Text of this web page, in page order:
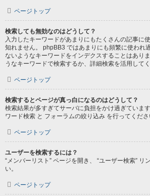
ページトップ
検索しても無効なのはどうして？
入力したキーワードがあまりにもたくさんの記事に
知れません。 phpBB3 ではあまりにも頻繁に使われ
ないようなキーワードをインデクスすることはあり
うなキーワードで検索するか、詳細検索を活用してく
ページトップ
検索するとページが真っ白になるのはどうして？
検索結果が多すぎてサーバに負担をかけ過ぎていま
ワード検索 と フォーラムの絞り込み を行ってくださ
ページトップ
ユーザーを検索するには？
“メンバーリスト” ページを開き、 “ユーザー検索” リ
い。
ページトップ